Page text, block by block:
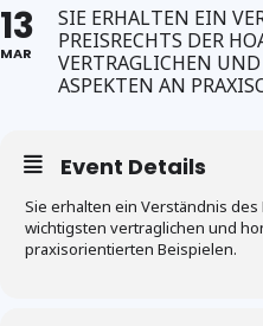
13
MAR
SIE ERHALTEN EIN
PREISRECHTS DER
VERTRAGLICHEN
ASPEKTEN AN
Event Details
Sie erhalten ein Verständnis
wichtigsten vertraglichen und
praxisorientierten Beispielen.